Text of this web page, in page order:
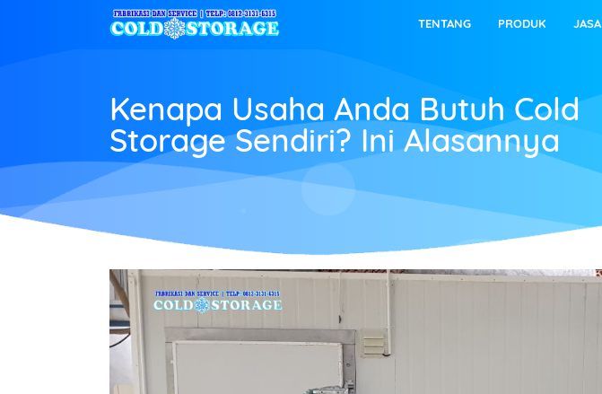
TENTANG PRODUK JASA
Kenapa Usaha Anda Butuh Cold
Storage Sendiri? Ini Alasannya